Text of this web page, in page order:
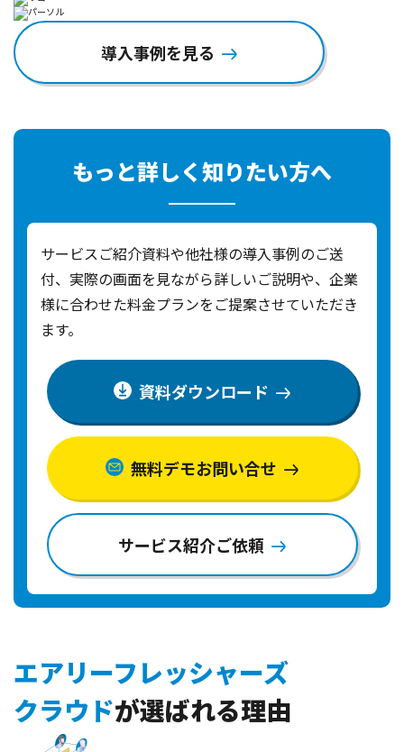
導入事例を見る
もっと詳しく知りたい方へ
サービスご紹介資料や他社様の導入事例のご送
付、実際の画面を見ながら詳しいご説明や、 企業
様に合わせた料金プランをご提案させていただき
ます。
資料ダウンロード
無料デモお問い合せ
サービス紹介ご依頼
エアリーフレッシャーズ
クラウドが選ばれる理由